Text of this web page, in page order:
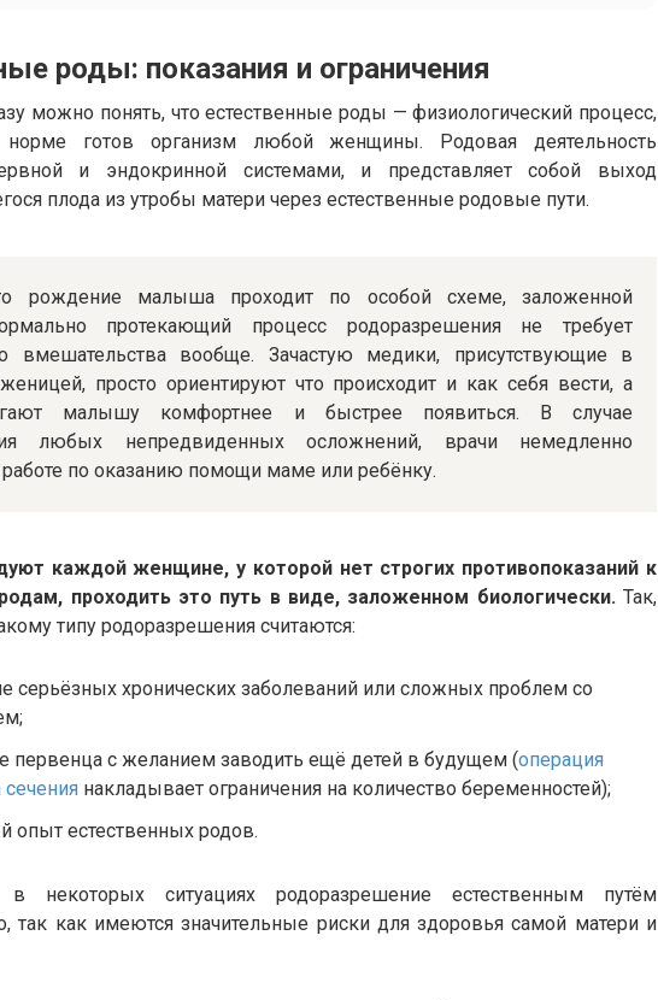
роды: показания и ограничения
можно понять, что естественные роды — физиологический процесс,
готов организм любой женщины. Родовая деятельность
и эндокринной системами, и представляет собой выход
плода из утробы матери через естественные родовые пути.
рождение малыша проходит по особой схеме, заложенной
протекающий процесс родоразрешения не требует
вмешательства вообще. Зачастую медики, присутствующие в
просто ориентируют что происходит и как себя вести, а
малышу комфортнее и быстрее появиться. В случае
любых непредвиденных осложнений, врачи немедленно
работе по оказанию помощи маме или ребёнку.
каждой женщине, у которой нет строгих противопоказаний к
проходить это путь в виде, заложенном биологически.Так,
типу родоразрешения считаются:
серьёзных хронических заболеваний или сложных проблем со
первенца с желанием заводить ещё детей в будущем (операция
сечения накладывает ограничения на количество беременностей);
опыт естественных родов.
некоторых ситуациях родоразрешение естественным путём
так как имеются значительные риски для здоровья самой матери и